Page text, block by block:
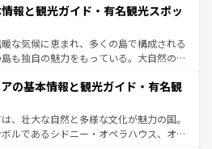
コンテンツ一覧を参照してほしい。
は、観光、ショッピング、エンターテイ
た刺激的なスポットだ。一方、アメリカ
広がり、グランドキャニオンやイエロー
といった絶景が堪能できる。さらに、南
者はアメリカの各地域で異なる魅力を楽
多様性と豊かな歴史を感じることができ
ロードトリップや列車の旅も、アメリカ
イルだ。 なお、新着のアメリカ
ツ一覧 を参照してほしい。
報と観光ガイド・有名観光スポッ
な気候に恵まれ、多くの島で構成される
も独自の魅力をもっている。大自然の神
い。また、定番の観光地といえばオアフ
然を求めるならマウイ島やカウアイ島が
ルドグリーンに輝く海をはじめ、豊かな
いている。「アロハスピリット」と呼ば
の基本情報と観光ガイド・有名観
、壮大な自然と多様な文化が魅力の国。
ルであるシドニー・オペラハウス、オー